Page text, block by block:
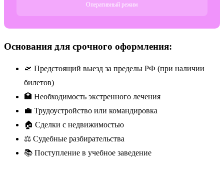
Оперативный режим
Основания для срочного оформления:
🛫 Предстоящий выезд за пределы РФ (при наличии
билетов)
🏥 Необходимость экстренного лечения
💼 Трудоустройство или командировка
🏠 Сделки с недвижимостью
⚖️ Судебные разбирательства
📚 Поступление в учебное заведение